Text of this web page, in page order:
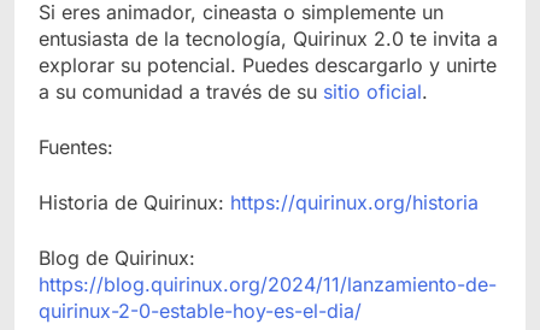
Si eres animador, cineasta o simplemente un
entusiasta de la tecnología, Quirinux 2.0 te invita a
explorar su potencial. Puedes descargarlo y unirte
a su comunidad a través de su sitio oficial.
Fuentes:
Historia de Quirinux: https://quirinux.org/historia
Blog de Quirinux:
https://blog.quirinux.org/2024/11/lanzamiento-de-
quirinux-2-0-estable-hoy-es-el-dia/